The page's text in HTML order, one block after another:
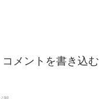
コメントを書き込む